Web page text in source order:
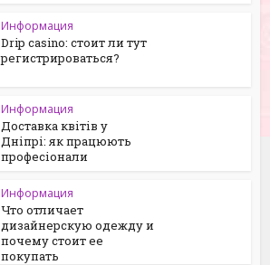
Информация
Drip casino: стоит ли тут
регистрироваться?
Информация
Доставка квітів у
Дніпрі: як працюють
професіонали
Информация
Что отличает
дизайнерскую одежду и
почему стоит ее
покупать